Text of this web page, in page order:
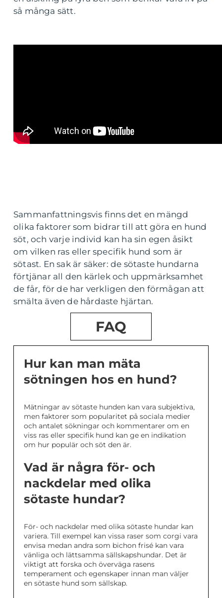
så många sätt.
Sammanfattningsvis finns det en mängd
olika faktorer som bidrar till att göra en hund
söt, och varje individ kan ha sin egen åsikt
om vilken ras eller specifik hund som är
sötast. En sak är säker: de sötaste hundarna
förtjänar all den kärlek och uppmärksamhet
de får, för de har verkligen den förmågan att
smälta även de hårdaste hjärtan.
FAQ
Hur kan man mäta
sötningen hos en hund?
Mätningar av sötaste hunden kan vara subjektiva,
men faktorer som popularitet på sociala medier
och antalet sökningar och kommentarer om en
viss ras eller specifik hund kan ge en indikation
om hur populär och söt den är.
Vad är några för- och
nackdelar med olika
sötaste hundar?
För- och nackdelar med olika sötaste hundar kan
variera. Till exempel kan vissa raser som corgi vara
envisa medan andra som bichon frisé kan vara
vänliga och lättsamma sällskapshundar. Det är
viktigt att forska och överväga rasens
temperament och egenskaper innan man väljer
en sötaste hund som sällskap.